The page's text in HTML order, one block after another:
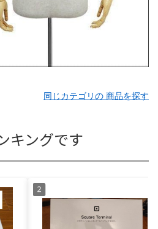
同じカテゴリの 商品を探す
キングです